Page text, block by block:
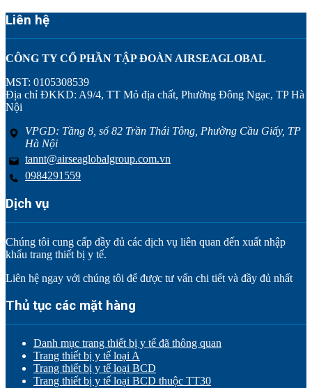
Liên hệ
CÔNG TY CỔ PHẦN TẬP ĐOÀN AIRSEAGLOBAL
MST: 0105308539
Địa chỉ ĐKKD: A9/4, TT Mỏ địa chất, Phường Đông Ngạc, TP Hà
Nội
VPGD: Tầng 8, số 82 Trần Thái Tông, Phường Cầu Giấy, TP
Hà Nội
tannt@airseaglobalgroup.com.vn
0984291559
Dịch vụ
Chúng tôi cung cấp đầy đủ các dịch vụ liên quan đến xuất nhập
khẩu trang thiết bị y tế.
Liên hệ ngay với chúng tôi để được tư vấn chi tiết và đầy đủ nhất
Thủ tục các mặt hàng
Danh mục trang thiết bị y tế đã thông quan
Trang thiết bị y tế loại A
Trang thiết bị y tế loại BCD
Trang thiết bị y tế loại BCD thuộc TT30